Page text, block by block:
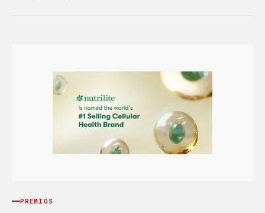
PREMIOS